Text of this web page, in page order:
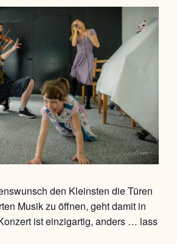
den Kleinsten die Türen
Musik zu öffnen, geht damit in
ist einzigartig, anders … lass